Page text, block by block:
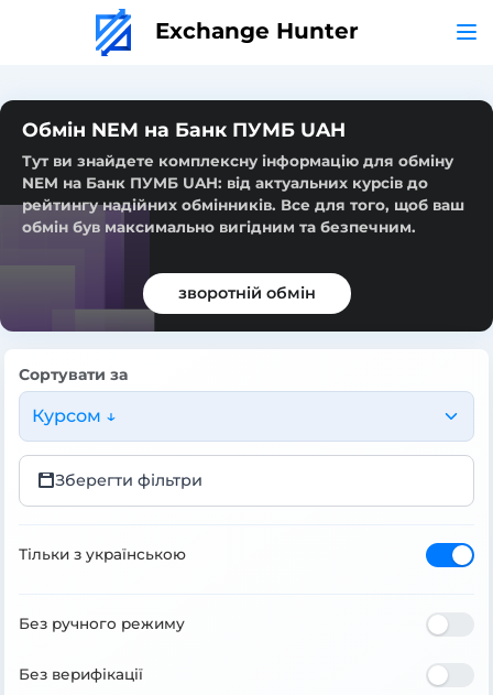
Exchange Hunter
Обмін NEM на Банк ПУМБ UAH
Тут ви знайдете комплексну інформацію для обміну
NEM на Банк ПУМБ UAH: від актуальних курсів до
рейтингу надійних обмінників. Все для того, щоб ваш
обмін був максимально вигідним та безпечним.
зворотній обмін
Сортувати за
Курсом ↓
Зберегти фільтри
Тільки з українською
Без ручного режиму
Без верифікації